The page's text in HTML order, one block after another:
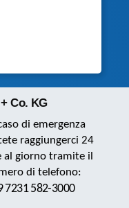
Co. KG
di emergenza
raggiungerci 24
al giorno tramite il
di telefono:
7231 582-3000